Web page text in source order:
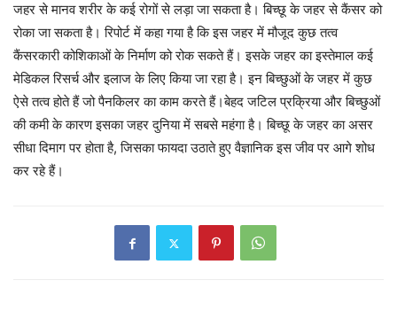
जहर से मानव शरीर के कई रोगों से लड़ा जा सकता है। बिच्छू के जहर से कैंसर को
रोका जा सकता है। रिपोर्ट में कहा गया है कि इस जहर में मौजूद कुछ तत्व
कैंसरकारी कोशिकाओं के निर्माण को रोक सकते हैं। इसके जहर का इस्तेमाल कई
मेडिकल रिसर्च और इलाज के लिए किया जा रहा है। इन बिच्छुओं के जहर में कुछ
ऐसे तत्व होते हैं जो पैनकिलर का काम करते हैं।बेहद जटिल प्रक्रिया और बिच्छुओं
की कमी के कारण इसका जहर दुनिया में सबसे महंगा है। बिच्छू के जहर का असर
सीधा दिमाग पर होता है, जिसका फायदा उठाते हुए वैज्ञानिक इस जीव पर आगे शोध
कर रहे हैं।